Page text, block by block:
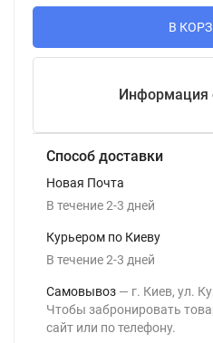
В
Информация
Способ доставки
Новая Почта
В течение2-3 дней
Курьером по Киеву
В течение2-3 дней
Самовывоз
г. Киев, ул.
Чтобы забронировать
сайт или по телефону.